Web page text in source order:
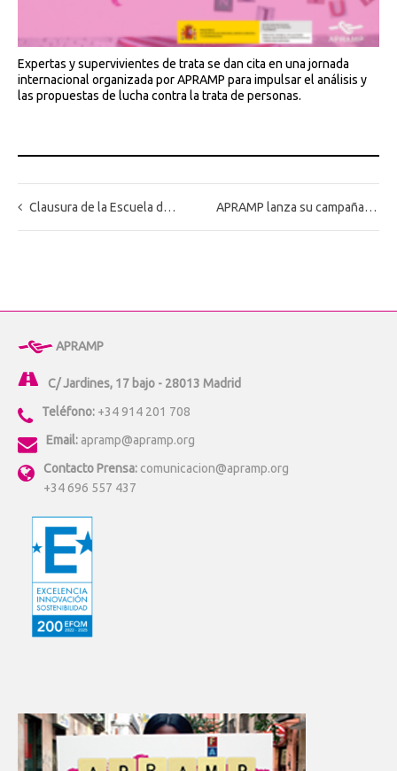
Expertas y supervivientes de trata se dan cita en una jornada
internacional organizada por APRAMP para impulsar el análisis y
las propuestas de lucha contra la trata de personas.
Clausura de la Escuela de Verano del Campus online de APRAMP APRAMP lanza su campaña “Ninguna persona está en venta. Por #UnaVidaEnDignidad” con motivo del 30 de julio, Día Mundial contra la trata de personas
APRAMP
C/ Jardines, 17 bajo - 28013 Madrid
Teléfono: +34 914 201 708
Email: apramp@apramp.org
Contacto Prensa: comunicacion@apramp.org
+34 696 557 437